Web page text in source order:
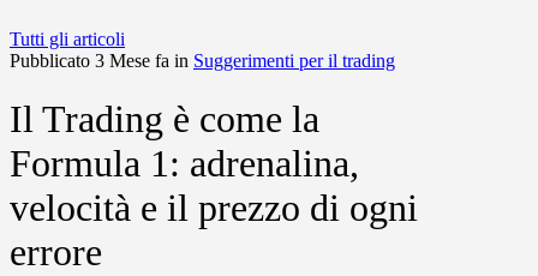
Tutti gli articoli
Pubblicato 3 Mese fa in Suggerimenti per il trading
Il Trading è come la
Formula 1: adrenalina,
velocità e il prezzo di ogni
errore